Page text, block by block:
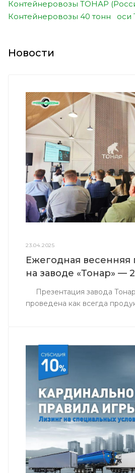
Контейнеровозы ТОНАР
Контейнеровозы 40 тонн оси
Новости
23.04.2025
Ежегодная весенняя
на заводе «Тонар» —
Презентация завода
проведена как всегда